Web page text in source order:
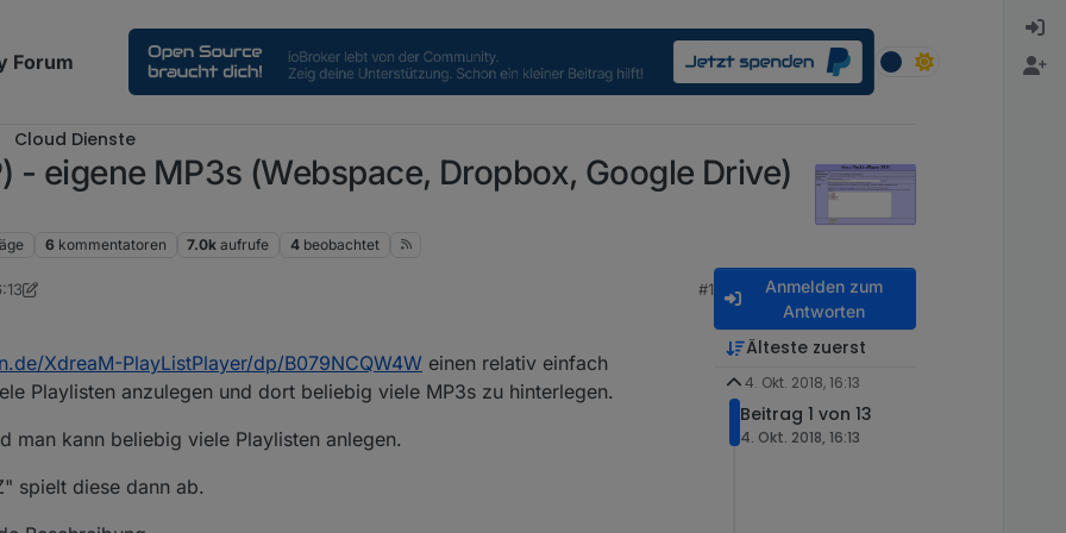
Forum
Cloud Dienste
- eigene MP3s (Webspace, Dropbox, Google Drive)
6 kommentatoren 7.0k aufrufe 4 beobachtet
4. Sept. 2019, 19:01
#1
XdreaM-PlayListPlayer/dp/B079NCQW4W einen relativ einfach
Playlisten anzulegen und dort beliebig viele MP3s zu hinterlegen.
man kann beliebig viele Playlisten anlegen.
spielt diese dann ab.
Anmelden zum
Antworten
Älteste zuerst
4. Okt. 2018, 16:13
Beitrag 1 von 13
4. Okt. 2018, 16:13